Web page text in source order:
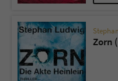
Zorn